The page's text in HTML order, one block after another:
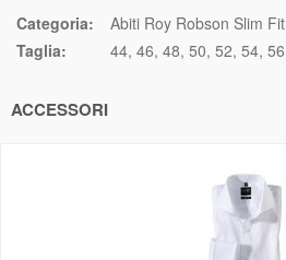
Categoria:
Abiti Roy Robson Slim Fit
Taglia:
44 46 48 50 52 54 56
ACCESSORI